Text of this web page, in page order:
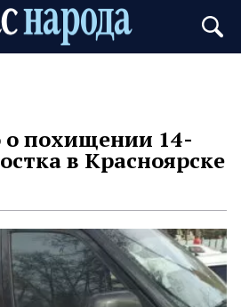
о похищении 14-
в Красноярске